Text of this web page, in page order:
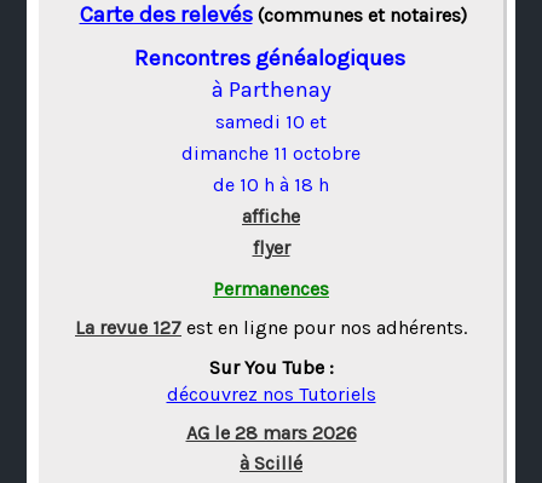
Carte des relevés(communes et notaires)
Rencontres généalogiques
à Parthenay
samedi 10 et
dimanche 11 octobre
de 10 h à 18 h
affiche
flyer
Permanences
La revue 127 est en ligne pour nos adhérents.
Sur You Tube :
découvrez nos Tutoriels
AG le 28 mars 2026
à Scillé